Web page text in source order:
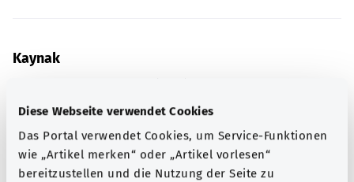
Diese Webseite verwendet Cookies
Das Portal verwendet Cookies, um Service-Funktionen
wie „Artikel merken“ oder „Artikel vorlesen“
bereitzustellen und die Nutzung der Seite zu
Kaynak
gemeinnützige GmbH tarafından sağlanmıştır.
Kapsamlı bilgi